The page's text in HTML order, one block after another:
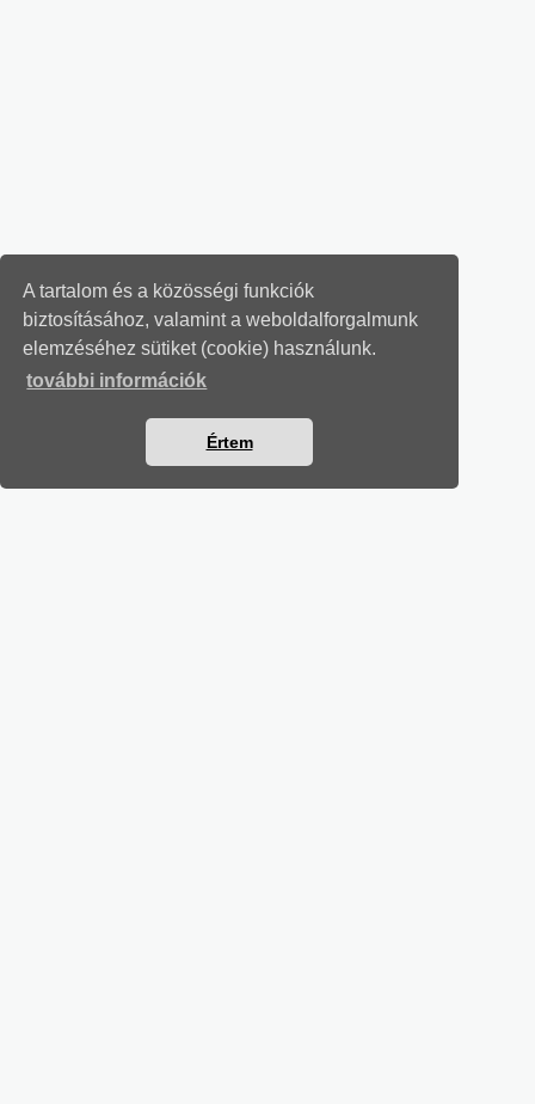
A tartalom és a közösségi funkciók
biztosításához, valamint a weboldalforgalmunk
elemzéséhez sütiket (cookie) használunk.
további információk
Értem